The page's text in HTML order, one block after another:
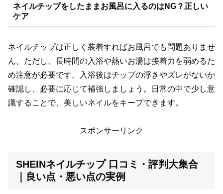
ネイルチップをしたままお風呂に入るのはNG？正しい
ケア
ネイルチップは正しく装着すればお風呂でも問題ありませ
ん。ただし、長時間の入浴や熱いお湯は接着力を弱めるた
め注意が必要です。入浴後はチップの浮きやズレがないか
確認し、必要に応じて補強しましょう。日常の中で少し意
識することで、美しいネイルをキープできます。
スポンサーリンク
SHEINネイルチップ 口コミ・評判大集合
｜良い点・悪い点の実例